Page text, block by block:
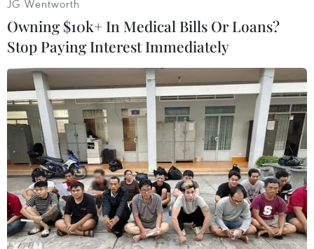
Theo dõi VietnamPlus
TIN LIÊN QUAN
JG Wentworth
Owning $10k+ In Medical Bills Or Loans?
Stop Paying Interest Immediately